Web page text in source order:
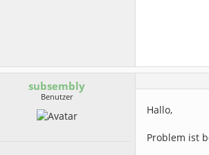
subsembly
Benutzer
Hallo,
Problem ist